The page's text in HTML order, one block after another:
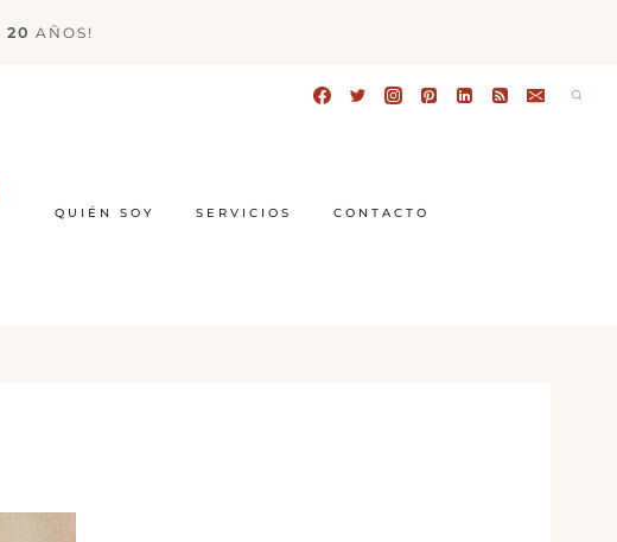
20 AÑOS!
QUIÉN SOY SERVICIOS CONTACTO